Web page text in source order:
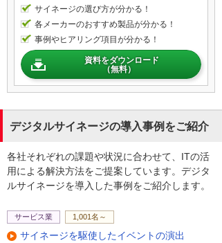
サイネージの選び方が分かる！
各メーカーのおすすめ製品が分かる！
事例やヒアリング項目が分かる！
資料をダウンロード
（無料）
デジタルサイネージの導入事例をご紹介
各社それぞれの課題や状況に合わせて、ITの活
用による解決方法をご提案しています。デジタ
ルサイネージを導入した事例をご紹介します。
サービス業 1,001名～
サイネージを駆使したイベントの演出